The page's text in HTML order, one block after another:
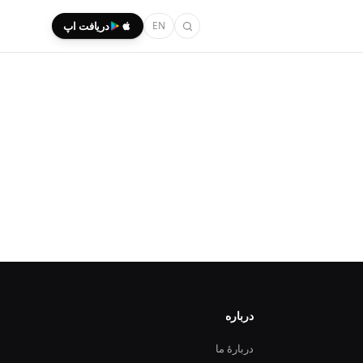
EN دریافت اپ
درباره
دربارهٔ ما